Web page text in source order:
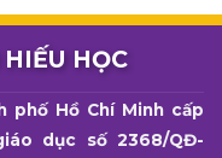
HỌC
phố Hồ Chí Minh cấp
dục số 2368/QĐ-